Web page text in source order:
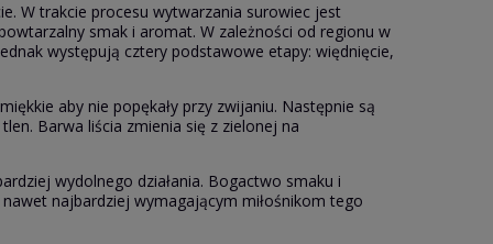
W trakcie procesu wytwarzania surowiec jest
smak i aromat. W zależności od regionu w
występują cztery podstawowe etapy: więdnięcie,
aby nie popękały przy zwijaniu. Następnie są
Barwa liścia zmienia się z zielonej na
wydolnego działania. Bogactwo smaku i
najbardziej wymagającym miłośnikom tego